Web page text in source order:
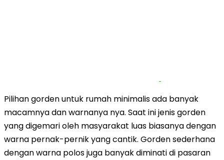
Pilihan gorden untuk rumah minimalis ada banyak
macamnya dan warnanya nya. Saat ini jenis gorden
yang digemari oleh masyarakat luas biasanya dengan
warna pernak-pernik yang cantik. Gorden sederhana
dengan warna polos juga banyak diminati di pasaran